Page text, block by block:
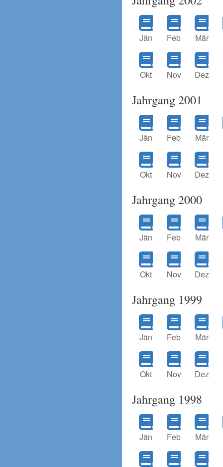
Jän Feb Mär
Okt Nov Dez
Jahrgang 2001
Jän Feb Mär
Okt Nov Dez
Jahrgang 2000
Jän Feb Mär
Okt Nov Dez
Jahrgang 1999
Jän Feb Mär
Okt Nov Dez
Jahrgang 1998
Jän Feb Mär